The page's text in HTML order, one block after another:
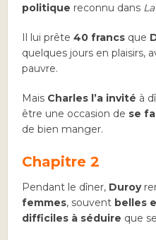
politique reconnu dans
Il lui prête 40 francs que
quelques jours en plaisirs,
pauvre.
Mais Charles l’a invité à
être une occasion de se
de bien manger.
Chapitre 2
Pendant le dîner, Duroy
femmes, souvent belles
difficiles à séduire que